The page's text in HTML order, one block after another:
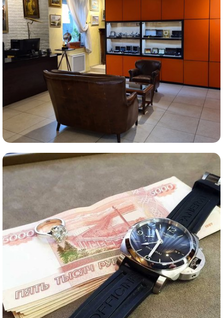
Комиссионная продажа